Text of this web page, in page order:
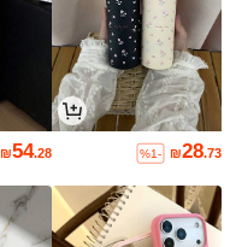
₪28.73
%1-
₪54.28